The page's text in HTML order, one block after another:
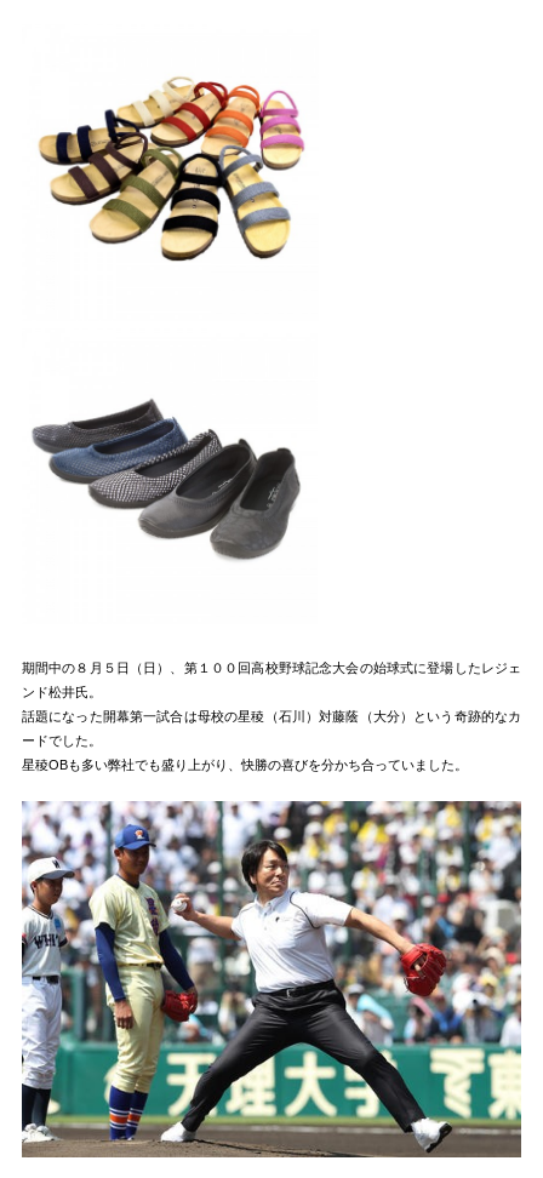
期間中の８月５日（日）、第１００回高校野球記念大会の始球式に登場したレジェ
ンド松井氏。
話題になった開幕第一試合は母校の星稜（石川）対藤蔭（大分）という奇跡的なカ
ードでした。
星稜OBも多い弊社でも盛り上がり、快勝の喜びを分かち合っていました。